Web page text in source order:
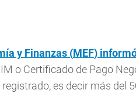
y Finanzas (MEF)
o Certificado de Pago
es decir más del